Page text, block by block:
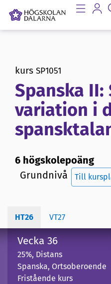
kurs SP1051
Spanska
variation i
6 högskolepoäng
Grundnivå
Till
HT26 VT27
Vecka 36
25%, Distans
Spanska, Ortsoberoende
Fristående kurs